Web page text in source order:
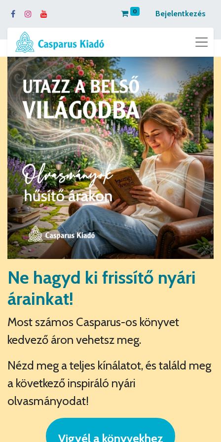
0 Bejelentkezés
Ne hagyd ki frissítő nyári
árainkat!
Most számos Casparus-os könyvet
kedvező áron vehetsz meg.
Nézd meg a teljes kínálatot, és találd meg
a következő inspiráló nyári
olvasmányodat!
Vigyél a könyvekhez